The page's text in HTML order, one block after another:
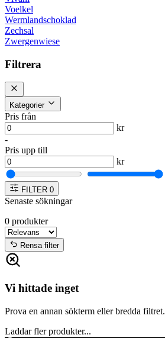
Voelkel
Wermlandschoklad
Zechsal
Zwergenwiese
Filtrera
Kategorier
Pris från
kr
-
Pris upp till
kr
FILTER 0
Senaste sökningar
0 produkter
Rensa filter
Vi hittade inget
Prova en annan sökterm eller bredda filtret.
Laddar fler produkter...